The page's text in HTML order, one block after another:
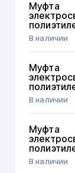
Муфта
В наличии
Муфта
В наличии
Муфта
В наличии